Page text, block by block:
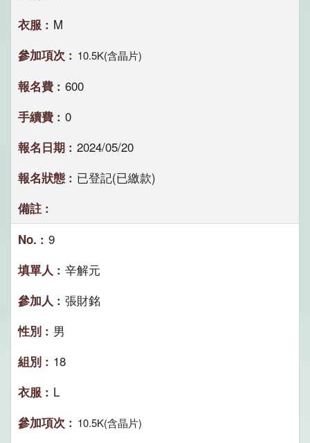
M
10.5K(含晶片)
600
0
2024/05/20
已登記(已繳款)
9
辛解元
張財銘
男
18
L
10.5K(含晶片)